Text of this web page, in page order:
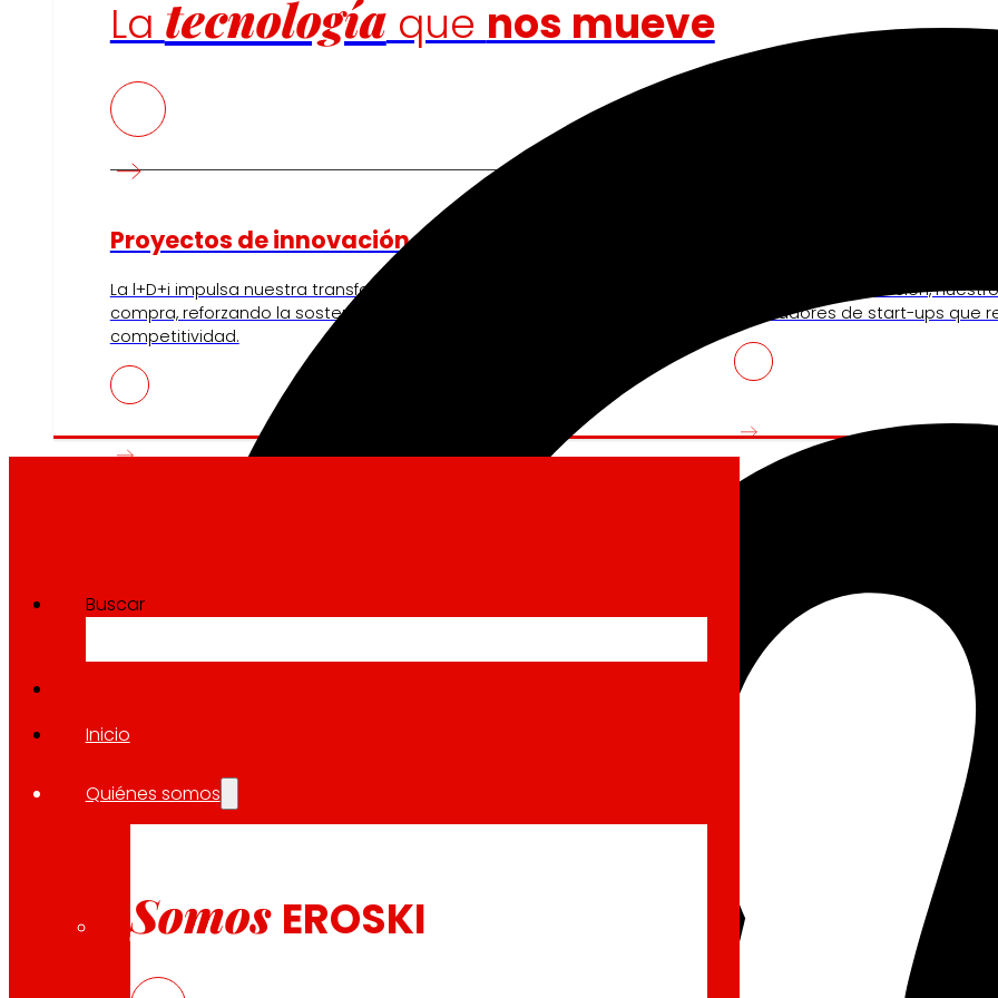
La tecnologíaque nos mueve
Proyectos de innovación
La l+D+i impulsa nuestra transformación, mejorando la experiencia de
compra, reforzando la sostenibilidad y fortaleciendo nuestra
competitividad.
De las ideas a la acción,
innovadores de start-ups que
Buscar
Inicio
Quiénes somos
Somos EROSKI